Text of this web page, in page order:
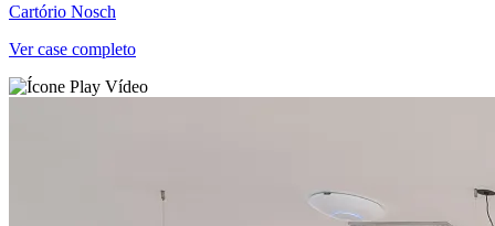
Cartório Nosch
Ver case completo